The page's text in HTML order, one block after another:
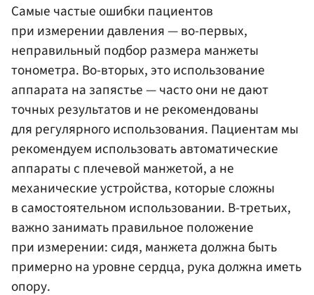
Самые частые ошибки пациентов
при измерении давления — во-первых,
неправильный подбор размера манжеты
тонометра. Во-вторых, это использование
аппарата на запястье — часто они не дают
точных результатов и не рекомендованы
для регулярного использования. Пациентам мы
рекомендуем использовать автоматические
аппараты с плечевой манжетой, а не
механические устройства, которые сложны
в самостоятельном использовании. В-третьих,
важно занимать правильное положение
при измерении: сидя, манжета должна быть
примерно на уровне сердца, рука должна иметь
опору.